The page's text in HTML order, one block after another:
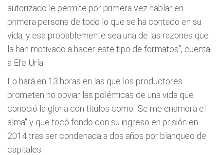
autorizado le permite por primera vez hablar en
primera persona de todo lo que se ha contado en su
vida, y esa probablemente sea una de las razones que
la han motivado a hacer este tipo de formatos", cuenta
a Efe Uría.
Lo hará en 13 horas en las que los productores
prometen no obviar las polémicas de una vida que
conoció la gloria con títulos como "Se me enamora el
alma" y que tocó fondo con su ingreso en prisión en
2014 tras ser condenada a dos años por blanqueo de
capitales.